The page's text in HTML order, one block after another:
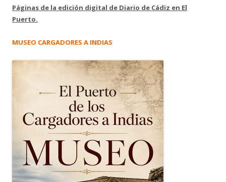
Páginas de la edición digital de Diario de Cádiz en El
Puerto.
MUSEO CARGADORES A INDIAS